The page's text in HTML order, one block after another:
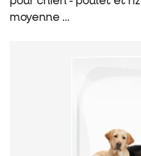
moyenne ...